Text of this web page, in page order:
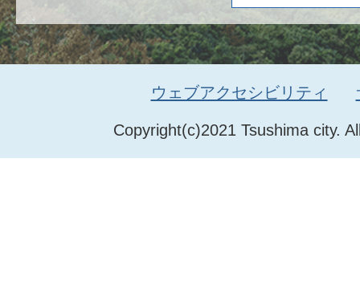
Copyright(c)2021 Tsushima city.
ウェブアクセシビリティ